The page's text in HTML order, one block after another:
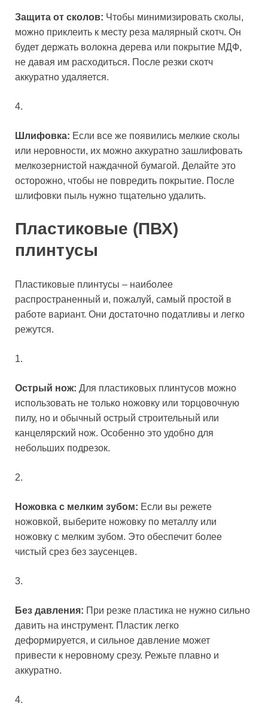
Защита от сколов: Чтобы минимизировать сколы,
можно приклеить к месту реза малярный скотч. Он
будет держать волокна дерева или покрытие МДФ,
не давая им расходиться. После резки скотч
аккуратно удаляется.
4.
Шлифовка: Если все же появились мелкие сколы
или неровности, их можно аккуратно зашлифовать
мелкозернистой наждачной бумагой. Делайте это
осторожно, чтобы не повредить покрытие. После
шлифовки пыль нужно тщательно удалить.
Пластиковые (ПВХ)
плинтусы
Пластиковые плинтусы – наиболее
распространенный и, пожалуй, самый простой в
работе вариант. Они достаточно податливы и легко
режутся.
1.
Острый нож: Для пластиковых плинтусов можно
использовать не только ножовку или торцовочную
пилу, но и обычный острый строительный или
канцелярский нож. Особенно это удобно для
небольших подрезок.
2.
Ножовка с мелким зубом: Если вы режете
ножовкой, выберите ножовку по металлу или
ножовку с мелким зубом. Это обеспечит более
чистый срез без заусенцев.
3.
Без давления: При резке пластика не нужно сильно
давить на инструмент. Пластик легко
деформируется, и сильное давление может
привести к неровному срезу. Режьте плавно и
аккуратно.
4.